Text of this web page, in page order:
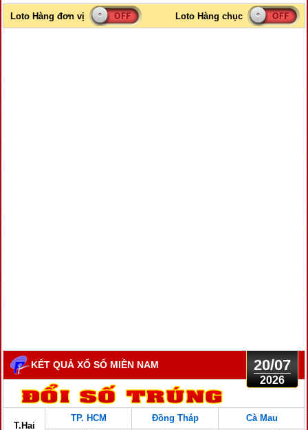
KẾT QUẢ XỔ SỐ MIỀN NAM 20/07
2026
T.Hai
TP. HCM
Đồng Tháp
Cà Mau